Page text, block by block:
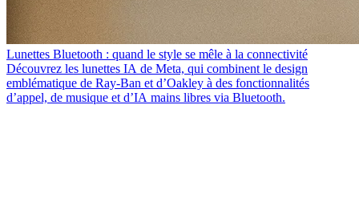
Lunettes Bluetooth : quand le style se mêle à la connectivité
Découvrez les lunettes IA de Meta, qui combinent le design
emblématique de Ray-Ban et d’Oakley à des fonctionnalités
d’appel, de musique et d’IA mains libres via Bluetooth.